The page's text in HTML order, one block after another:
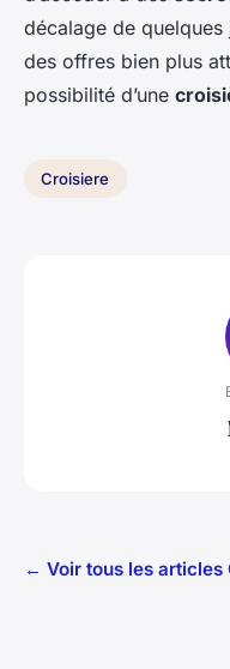
décalage de
des offres bien plus
possibilité d’une
Croisiere
← Voir tous les articles